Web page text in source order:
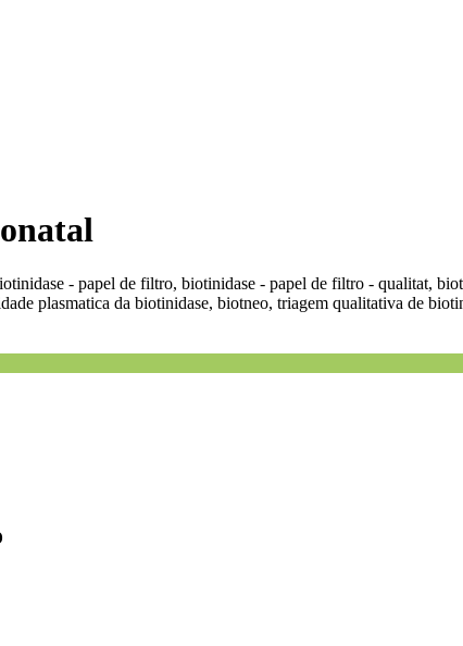
- papel de filtro, biotinidase - papel de filtro - qualitat,
plasmatica da biotinidase, biotneo, triagem qualitativa de